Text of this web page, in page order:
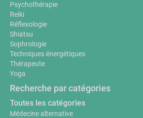
Psychothérapie
Reiki
Réflexologie
Shiatsu
Sophrologie
Techniques énergétiques
Thérapeute
Yoga
Recherche par catégories
Toutes les catégories
Médecine alternative